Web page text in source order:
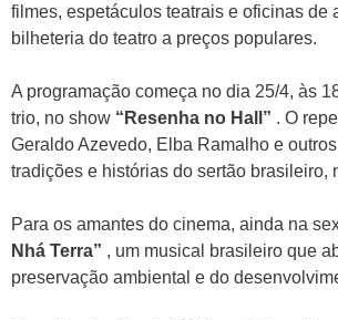
filmes, espetáculos teatrais e oficinas de
bilheteria do teatro a preços populares.
A programação começa no dia 25/4, às
trio, no show “Resenha no Hall” . O
Geraldo Azevedo, Elba Ramalho e
tradições e histórias do sertão brasileiro,
Para os amantes do cinema, ainda na
Nhá Terra” , um musical brasileiro que
preservação ambiental e do